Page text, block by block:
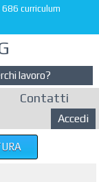
686 curriculum
lavoro?
Contatti
Accedi